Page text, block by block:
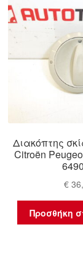
Διακόπτης
Citroën
€
Προσθήκη